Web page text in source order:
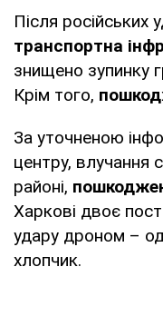
Після російських
транспортна
знищено зупинку
Крім того,
За уточненою
центру,
районі,
Харкові двоє
удару дроном –
хлопчик.